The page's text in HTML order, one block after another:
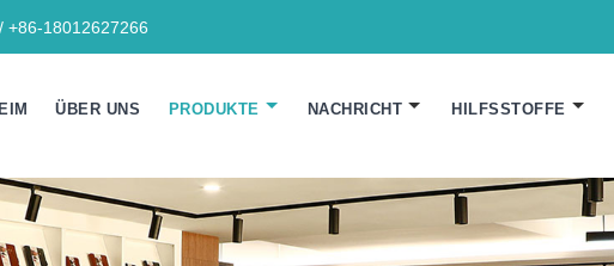
+86-18012627266
ÜBER UNS PRODUKTE NACHRICHT HILFSSTOFFE